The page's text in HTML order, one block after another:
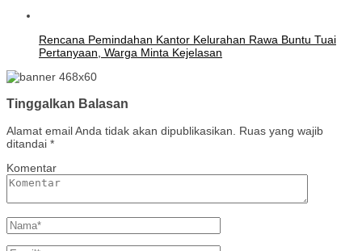
Rencana Pemindahan Kantor Kelurahan Rawa Buntu Tuai
Pertanyaan, Warga Minta Kejelasan
Tinggalkan Balasan
Alamat email Anda tidak akan dipublikasikan. Ruas yang wajib
ditandai *
Komentar